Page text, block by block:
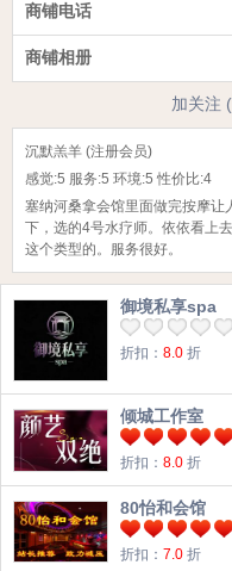
商铺电话
商铺相册
加关注
沉默羔羊 (注册会员)
感觉:5 服务:5 环境:5 性价比:4
塞纳河桑拿会馆里面做完按摩让
下，选的4号水疗师。依依看上
这个类型的。服务很好。
御境私享spa
折扣： 8.0 折
倾城工作室
折扣： 8.0 折
80怡和会馆
折扣： 7.0 折